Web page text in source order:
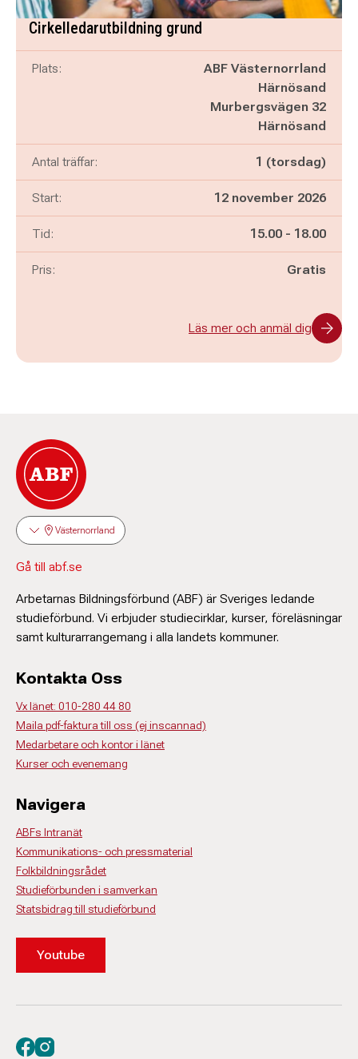
Cirkelledarutbildning grund
Plats:
ABF Västernorrland
Härnösand
Murbergsvägen 32
Härnösand
Antal träffar: 1 (torsdag)
Start: 12 november 2026
Tid: Pågår mellan
15.00 - och
18.00
Pris: Gratis
Läs mer och anmäl dig
Västernorrland
Gå till abf.se
Arbetarnas Bildningsförbund (ABF) är Sveriges ledande
studieförbund. Vi erbjuder studiecirklar, kurser, föreläsningar
samt kulturarrangemang i alla landets kommuner.
Kontakta Oss
Vx länet: 010-280 44 80
Maila pdf-faktura till oss (ej inscannad)
Medarbetare och kontor i länet
Kurser och evenemang
Navigera
ABFs Intranät
Kommunikations- och pressmaterial
Folkbildningsrådet
Studieförbunden i samverkan
Statsbidrag till studieförbund
Youtube
Besök oss på facebook
Besök oss på instagram